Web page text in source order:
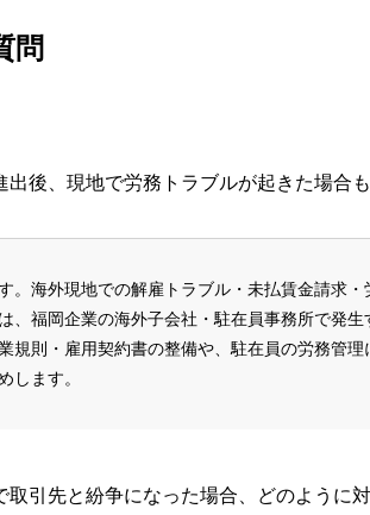
問
出後、現地で労務トラブルが起きた場合
。海外現地での解雇トラブル・未払賃金請求
、福岡企業の海外子会社・駐在員事務所で発
規則・雇用契約書の整備や、駐在員の労務管
します。
取引先と紛争になった場合、どのように